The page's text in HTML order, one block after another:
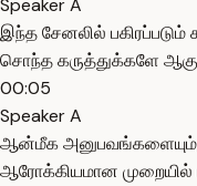
Speaker A
இந்த சேனலில்
சொந்த கருத்துக்களே
00:05
Speaker A
ஆன்மீக
ஆரோக்கியமான முறையில்